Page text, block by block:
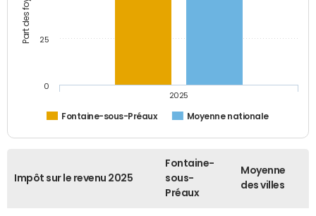
Fontaine-sous-Préaux Moyenne nationale
2025
0
25
Impôt sur le revenu 2025
Fontaine-
sous-
Préaux
Moyenne
des villes